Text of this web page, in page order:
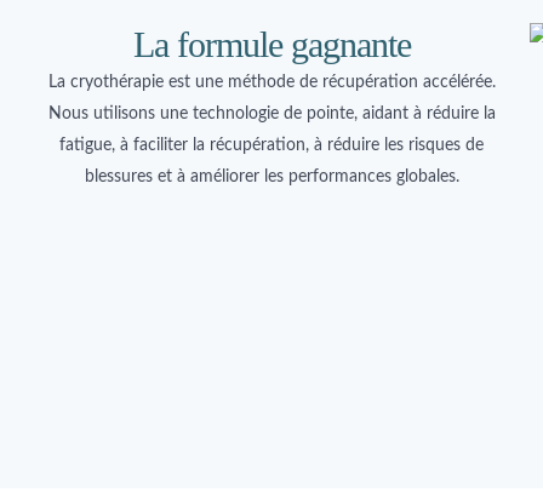
La formule gagnante
La cryothérapie est une méthode de récupération accélérée.
Nous utilisons une technologie de pointe, aidant à réduire la
fatigue, à faciliter la récupération, à réduire les risques de
blessures et à améliorer les performances globales.